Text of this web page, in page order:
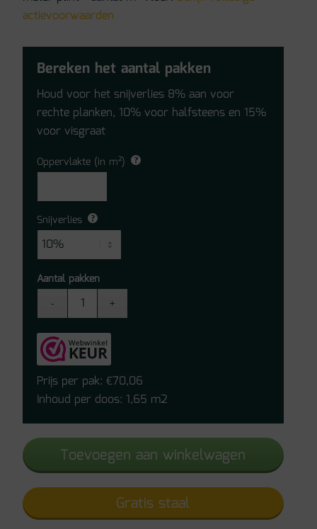
actievoorwaarden
Bereken het aantal pakken
Houd voor het snijverlies 8% aan voor
rechte planken, 10% voor halfsteens en 15%
voor visgraat
Oppervlakte (in m²)
Snijverlies
Aantal pakken
Piero
XL
Click
PVC
Dark
aantal
Prijs per pak:€70,06
Inhoud per doos: 1,65 m2
Toevoegen aan winkelwagen
Gratis staal